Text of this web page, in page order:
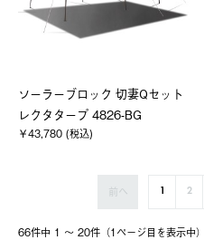
ソーラーブロック 切妻Qセット
レクタタープ 4826-BG
￥43,780 (税込)
66件中 1 〜 20件（1ページ⽬を表⽰中）
前へ 1 2